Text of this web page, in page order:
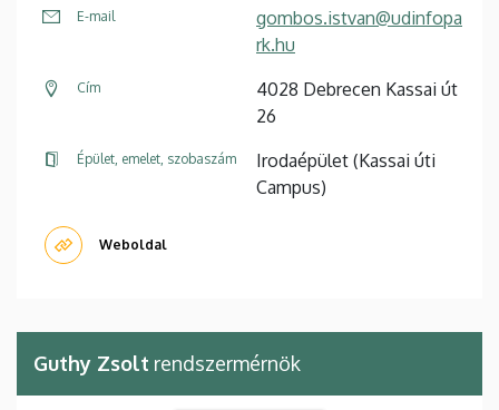
E-mail
gombos.istvan@udinfopa
rk.hu
Cím
4028 Debrecen Kassai út
26
Épület, emelet, szobaszám
Irodaépület (Kassai úti
Campus)
Weboldal
Guthy Zsolt rendszermérnök